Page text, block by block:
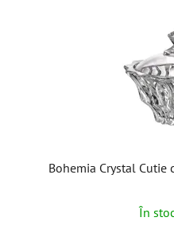
Bohemia Crystal Cutie
În